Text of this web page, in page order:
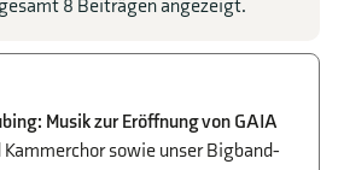
8 Beiträgen angezeigt.
Musik zur Eröffnung von GAIA
sowie unser Bigband-